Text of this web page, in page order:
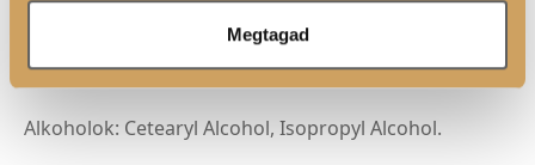
Megtagad
ÖSSZETEVŐK
Alkoholok: Cetearyl Alcohol, Isopropyl Alcohol.